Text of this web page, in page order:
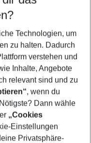
Technologien, um
zu halten. Dadurch
verstehen und
Inhalte, Angebote
relevant sind und zu
, wenn du
Dann wähle
„Cookies
Einstellungen
Privatsphäre-